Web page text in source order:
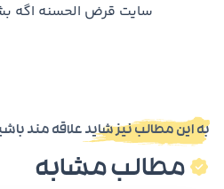
سایت قرض الحسنه اگه
به این مطالب نیز شاید علاقه مند
مطالب مشابه